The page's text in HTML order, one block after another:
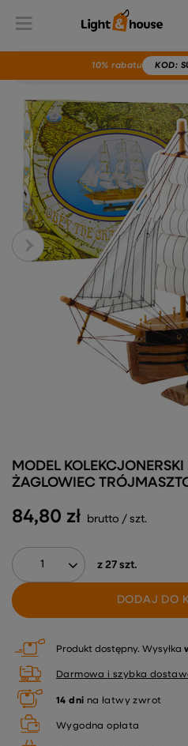
10% rabatu KOD:
84,80 zł brutto / szt.
z 27 szt.
DODAJ DO
MODEL
ŻAGLOWIEC
Produkt dostępny Wysyłka
Darmowa i szybka
14 dni na łatwy zwrot
Wygodna opłata